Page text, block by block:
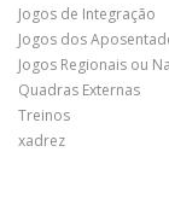
Jogos de Integração
Jogos dos
Jogos Regionais ou
Quadras Externas
Treinos
xadrez